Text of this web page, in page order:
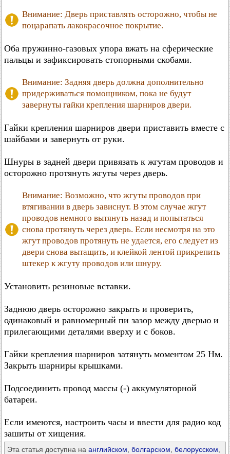
Внимание: Дверь приставлять осторожно, чтобы не
поцарапать лакокрасочное покрытие.
Оба пружинно-газовых упора вжать на сферические
пальцы и зафиксировать стопорными скобами.
Внимание: Задняя дверь должна дополнительно
придерживаться помощником, пока не будут
завернуты гайки крепления шарниров двери.
Гайки крепления шарниров двери приставить вместе с
шайбами и завернуть от руки.
Шнуры в задней двери привязать к жгутам проводов и
осторожно протянуть жгуты через дверь.
Внимание: Возможно, что жгуты проводов при
втягивании в дверь зависнут. В этом случае жгут
проводов немного вытянуть назад и попытаться
снова протянуть через дверь. Если несмотря на это
жгут проводов протянуть не удается, его следует из
двери снова вытащить, и клейкой лентой прикрепить
штекер к жгуту проводов или шнуру.
Установить резиновые вставки.
Заднюю дверь осторожно закрыть и проверить,
одинаковый и равномерный пи зазор между дверью и
прилегающими деталями вверху и с боков.
Гайки крепления шарниров затянуть моментом 25 Нм.
Закрыть шарниры крышками.
Подсоединить провод массы (-) аккумуляторной
батареи.
Если имеются, настроить часы и ввести для радио код
зашиты от хищения.
Эта статья доступна на английском болгарском белорусском